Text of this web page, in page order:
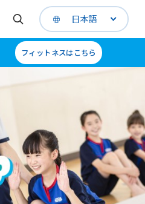
日本語
フィットネスはこちら